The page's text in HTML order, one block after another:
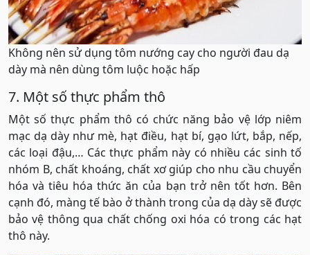
Không nên sử dụng tôm nướng cay cho người đau dạ
dày mà nên dùng tôm luộc hoặc hấp
7. Một số thực phẩm thô
Một số thực phẩm thô có chức năng bảo vệ lớp niêm
mạc dạ dày như mè, hạt điều, hạt bí, gạo lứt, bắp, nếp,
các loại đậu,… Các thực phẩm này có nhiều các sinh tố
nhóm B, chất khoáng, chất xơ giúp cho nhu cầu chuyển
hóa và tiêu hóa thức ăn của bạn trở nên tốt hơn. Bên
cạnh đó, màng tế bào ở thành trong của dạ dày sẽ được
bảo vệ thông qua chất chống oxi hóa có trong các hạt
thô này.